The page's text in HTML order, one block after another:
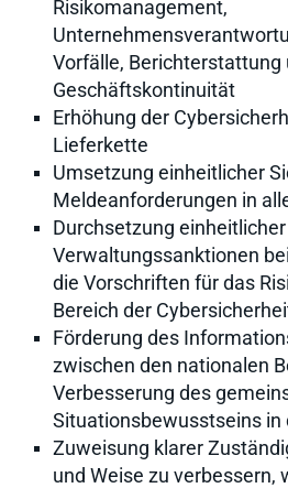
Risikomanagement,
Vorfälle, Berichterstattung
Geschäftskontinuität
Erhöhung der
Lieferkette
Umsetzung einheitlicher
Meldeanforderungen in
Durchsetzung einheitlicher
Verwaltungssanktionen
die Vorschriften für das
Bereich der
Förderung des
zwischen den nationalen
Verbesserung des
Situationsbewusstseins in
Zuweisung klarer
und Weise zu verbessern,